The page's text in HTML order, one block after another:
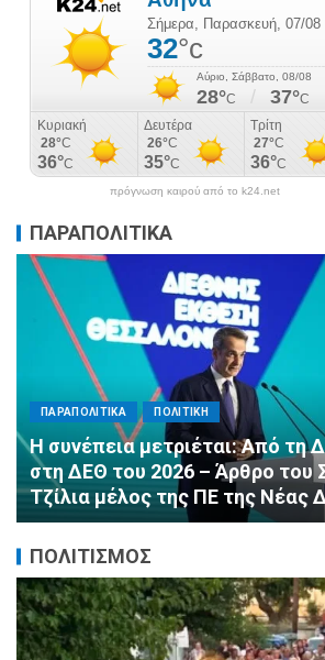
πρόγνωση καιρού από το k24.net
ΠΑΡΑΠΟΛΙΤΙΚΑ
ΠΑΡΑΠΟΛΙΤΙΚΑ ΠΟΛΙΤΙΚΗ
Αλληλεγγύη χωρίς σύνορα: 1.500
εμφιαλωμένα νερά για τους
Μέγαρα από τη ΔΕΕΠ Α’ Αθηνών
ΔΗΜ.Τ.Ο.
ΠΟΛΙΤΙΣΜΟΣ